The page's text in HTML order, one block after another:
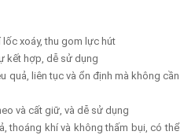
lốc xoáy, thu gom lực hút
kết hợp, dễ sử dụng
quả, liên tục và ổn định mà không cần
và cất giữ, và dễ sử dụng
thoáng khí và không thấm bụi, có thể